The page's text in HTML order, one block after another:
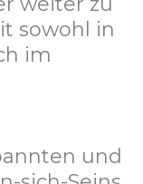
sowohl in
im
und